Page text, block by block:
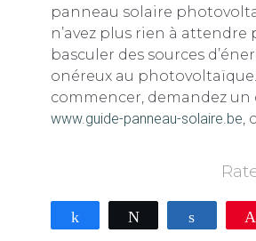
panneau solaire
n’avez plus rien à attendre
basculer des sources
onéreux au
commencer, demandez un
www.guide-panneau-solaire.be
Partagez Tweetez Partagez